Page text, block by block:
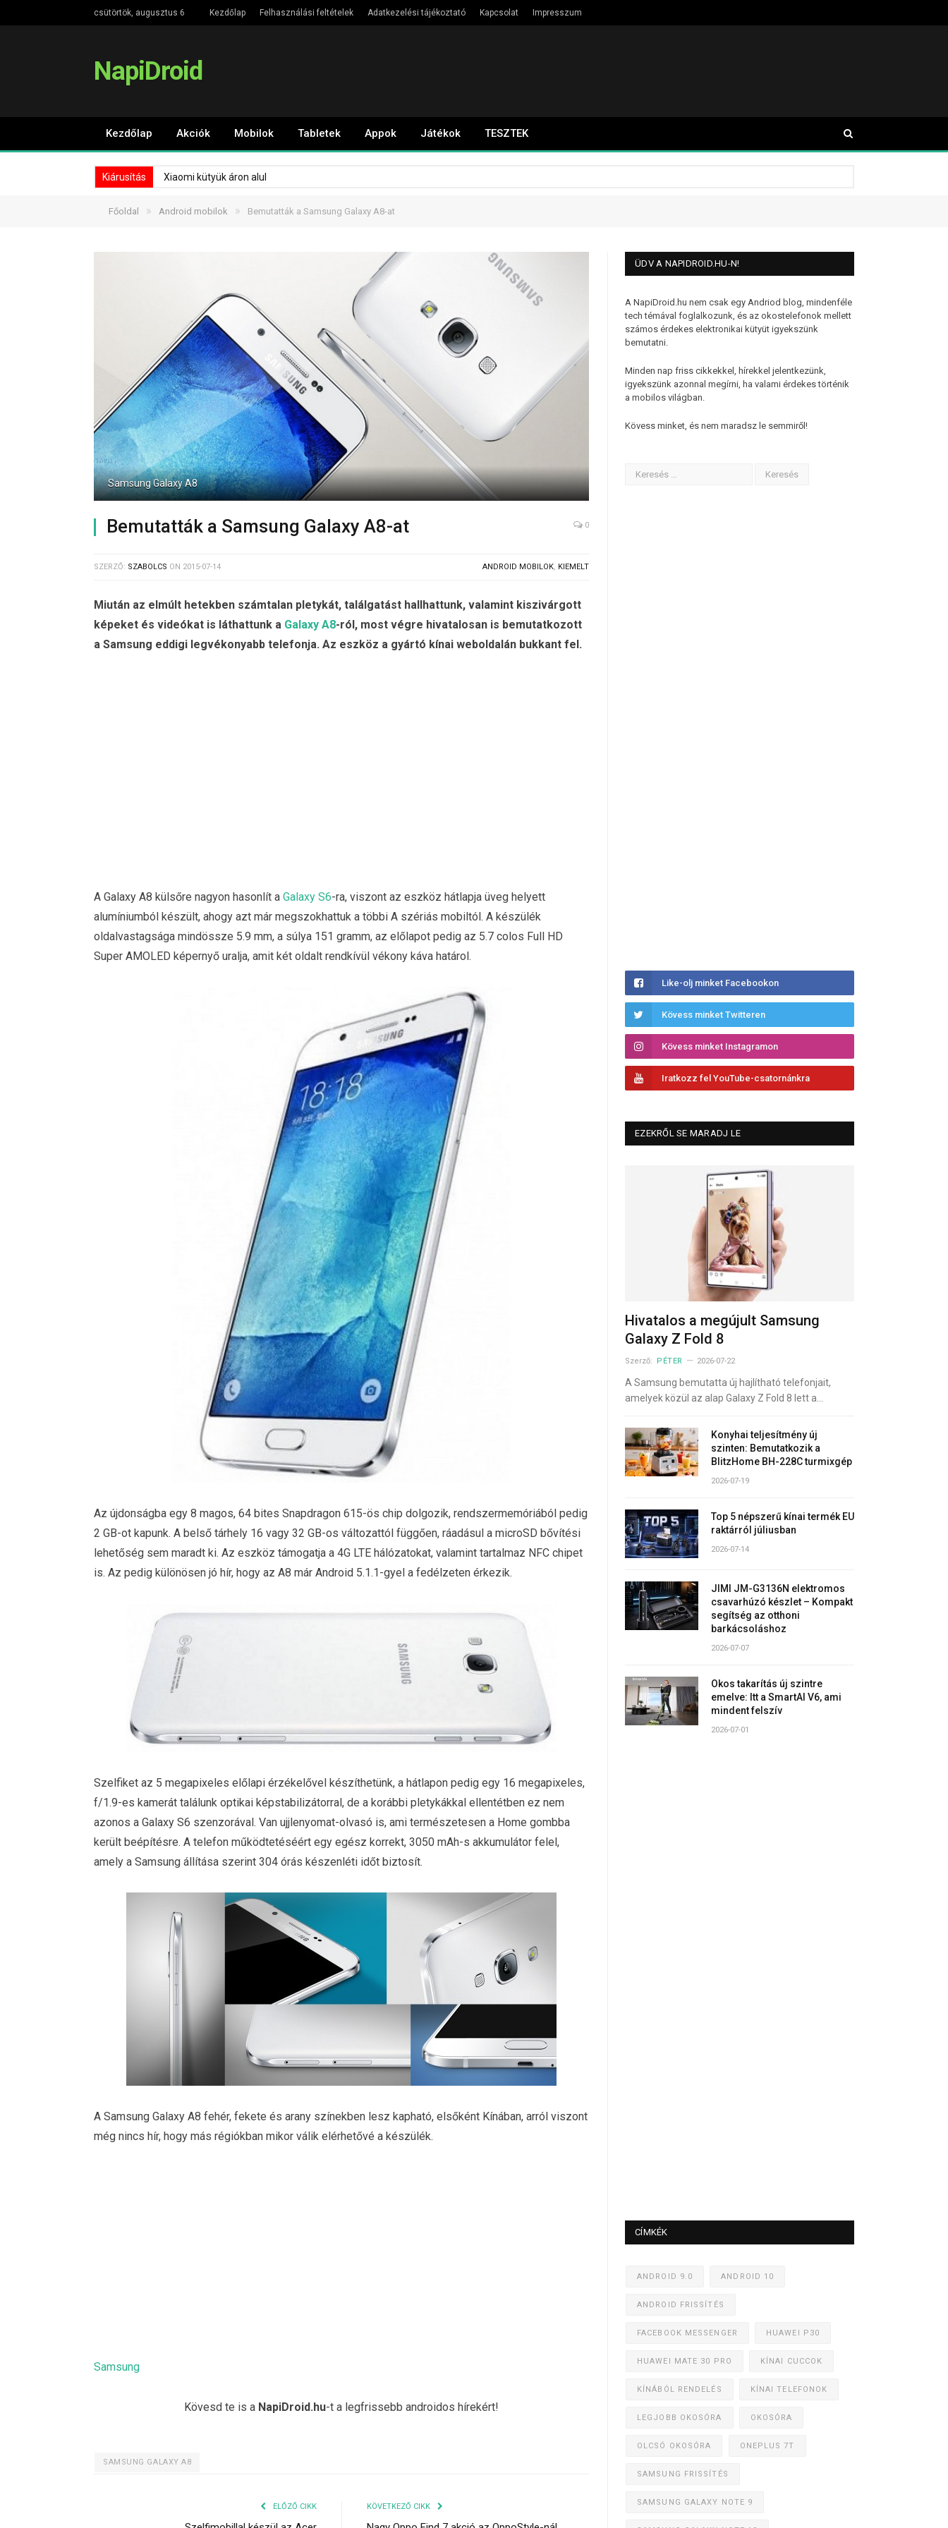
csütörtök, augusztus 6 Kezdőlap Felhasználási feltételek Adatkezelési tájékoztató Kapcsolat Impresszum
NapiDroid
Kezdőlap Akciók Mobilok Tabletek Appok Játékok TESZTEK
Kiárusítás Xiaomi kütyük áron alul
Főoldal » Android mobilok » Bemutatták a Samsung Galaxy A8-at
Samsung Galaxy A8
Bemutatták a Samsung Galaxy A8-at 0
SZERZŐ: SZABOLCS ON 2015-07-14 ANDROID MOBILOK, KIEMELT
Miután az elmúlt hetekben számtalan pletykát, találgatást hallhattunk, valamint kiszivárgott
képeket és videókat is láthattunk a Galaxy A8-ról, most végre hivatalosan is bemutatkozott
a Samsung eddigi legvékonyabb telefonja. Az eszköz a gyártó kínai weboldalán bukkant fel.
A Galaxy A8 külsőre nagyon hasonlít a Galaxy S6-ra, viszont az eszköz hátlapja üveg helyett
alumíniumból készült, ahogy azt már megszokhattuk a többi A szériás mobiltól. A készülék
oldalvastagsága mindössze 5.9 mm, a súlya 151 gramm, az előlapot pedig az 5.7 colos Full HD
Super AMOLED képernyő uralja, amit két oldalt rendkívül vékony káva határol.
Az újdonságba egy 8 magos, 64 bites Snapdragon 615-ös chip dolgozik, rendszermemóriából pedig
2 GB-ot kapunk. A belső tárhely 16 vagy 32 GB-os változattól függően, ráadásul a microSD bővítési
lehetőség sem maradt ki. Az eszköz támogatja a 4G LTE hálózatokat, valamint tartalmaz NFC chipet
is. Az pedig különösen jó hír, hogy az A8 már Android 5.1.1-gyel a fedélzeten érkezik.
Szelfiket az 5 megapixeles előlapi érzékelővel készíthetünk, a hátlapon pedig egy 16 megapixeles,
f/1.9-es kamerát találunk optikai képstabilizátorral, de a korábbi pletykákkal ellentétben ez nem
azonos a Galaxy S6 szenzorával. Van ujjlenyomat-olvasó is, ami természetesen a Home gombba
került beépítésre. A telefon működtetéséért egy egész korrekt, 3050 mAh-s akkumulátor felel,
amely a Samsung állítása szerint 304 órás készenléti időt biztosít.
A Samsung Galaxy A8 fehér, fekete és arany színekben lesz kapható, elsőként Kínában, arról viszont
még nincs hír, hogy más régiókban mikor válik elérhetővé a készülék.
Samsung
Kövesd te is a NapiDroid.hu-t a legfrissebb androidos hírekért!
SAMSUNG GALAXY A8
ELŐZŐ CIKK KÖVETKEZŐ CIKK
ÜDV A NAPIDROID.HU-N!
A NapiDroid.hu nem csak egy Andriod blog, mindenféle
tech témával foglalkozunk, és az okostelefonok mellett
számos érdekes elektronikai kütyüt igyekszünk
bemutatni.
Minden nap friss cikkekkel, hírekkel jelentkezünk,
igyekszünk azonnal megírni, ha valami érdekes történik
a mobilos világban.
Kövess minket, és nem maradsz le semmiről!
Like-olj minket Facebookon
Kövess minket Twitteren
Kövess minket Instagramon
Iratkozz fel YouTube-csatornánkra
EZEKRŐL SE MARADJ LE
Hivatalos a megújult Samsung
Galaxy Z Fold 8
Szerző: PÉTER 2026-07-22
A Samsung bemutatta új hajlítható telefonjait,
amelyek közül az alap Galaxy Z Fold 8 lett a…
Konyhai teljesítmény új
szinten: Bemutatkozik a
BlitzHome BH-228C turmixgép
2026-07-19
Top 5 népszerű kínai termék EU
raktárról júliusban
2026-07-14
JIMI JM-G3136N elektromos
csavarhúzó készlet – Kompakt
segítség az otthoni
barkácsoláshoz
2026-07-07
Okos takarítás új szintre
emelve: Itt a SmartAI V6, ami
mindent felszív
2026-07-01
CÍMKÉK
ANDROID 9.0 ANDROID 10
ANDROID FRISSÍTÉS
FACEBOOK MESSENGER HUAWEI P30
HUAWEI MATE 30 PRO KÍNAI CUCCOK
KÍNÁBÓL RENDELÉS KÍNAI TELEFONOK
LEGJOBB OKOSÓRA OKOSÓRA
OLCSÓ OKOSÓRA ONEPLUS 7T
SAMSUNG FRISSÍTÉS
SAMSUNG GALAXY NOTE 9